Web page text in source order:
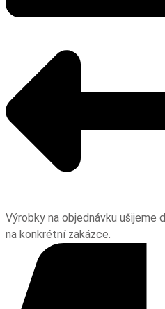
Výrobky na objednávku ušijeme
na konkrétní zakázce.